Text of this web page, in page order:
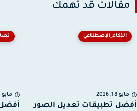
قد تهمك
الذكاء_الإصطناعي
18, 2026
تطبيقات تعديل الصور
مايو 15, 2026
أفضل